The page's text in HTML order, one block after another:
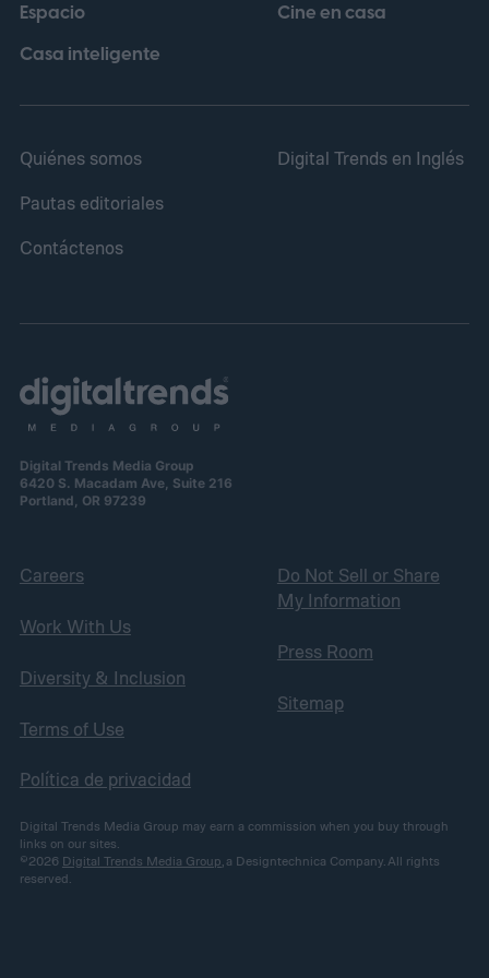
comercialmente a partir del 18 de febrero
de 2027.
Espacio
Casa inteligente
Cine en casa
Quiénes somos
Pautas editoriales
Contáctenos
Digital Trends en Inglés
Digital Trends Media Group
6420 S. Macadam Ave, Suite 216
Portland, OR 97239
Careers
Work With Us
Diversity & Inclusion
Terms of Use
Política de privacidad
Do Not Sell or Share
My Information
Press Room
Sitemap
Digital Trends Media Group may earn a commission when you buy through
links on our sites.
©2026 Digital Trends Media Group, a Designtechnica Company. All rights
reserved.